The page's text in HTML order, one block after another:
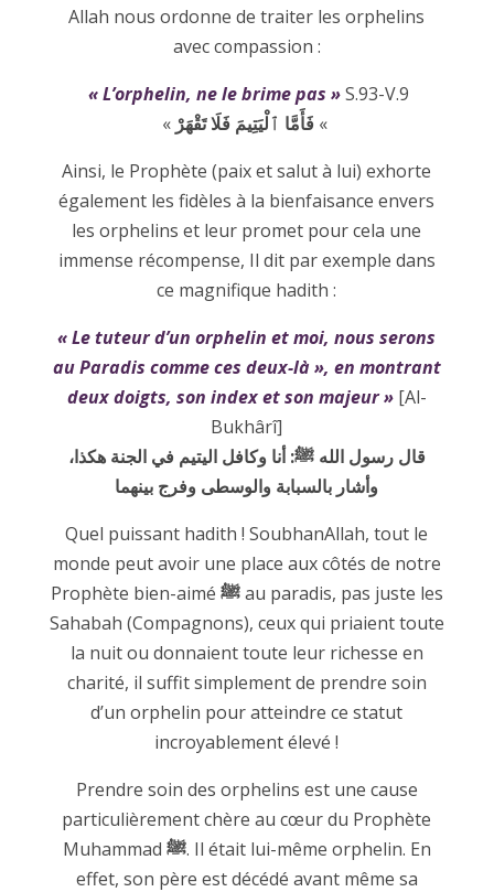
Allah nous ordonne de traiter les orphelins
avec compassion :
« L’orphelin, ne le brime pas »S.93-V.9
« فَأَمَّا ٱلْيَتِيمَ فَلَا تَقْهَرْ «
Ainsi, le Prophète (paix et salut à lui) exhorte
également les fidèles à la bienfaisance envers
les orphelins et leur promet pour cela une
immense récompense, Il dit par exemple dans
ce magnifique hadith :
« Le tuteur d’un orphelin et moi, nous serons
au Paradis comme ces deux-là », en montrant
deux doigts, son index et son majeur »[Al-
Bukhârî]
قال رسول الله ﷺ: أنا وكافل اليتيم في الجنة هكذا،
وأشار بالسبابة والوسطى وفرج بينهما
Quel puissant hadith ! SoubhanAllah, tout le
monde peut avoir une place aux côtés de notre
Prophète bien-aimé ﷺau paradis, pas juste les
Sahabah (Compagnons), ceux qui priaient toute
la nuit ou donnaient toute leur richesse en
charité, il suffit simplement de prendre soin
d’un orphelin pour atteindre ce statut
incroyablement élevé !
Prendre soin des orphelins est une cause
particulièrement chère au cœur du Prophète
Muhammad ﷺ. Il était lui-même orphelin. En
effet, son père est décédé avant même sa